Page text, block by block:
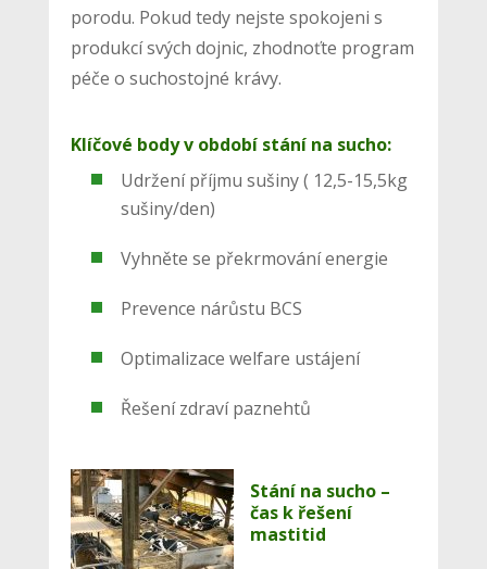
porodu. Pokud tedy nejste spokojeni s
produkcí svých dojnic, zhodnoťte program
péče o suchostojné krávy.
Klíčové body v období stání na sucho:
Udržení příjmu sušiny ( 12,5-15,5kg
sušiny/den)
Vyhněte se překrmování energie
Prevence nárůstu BCS
Optimalizace welfare ustájení
Řešení zdraví paznehtů
Stání na sucho –
čas k řešení
mastitid